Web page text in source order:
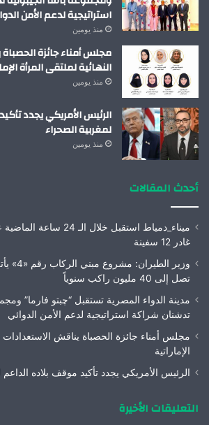
استراتيجية لدعم الأمن
منذ يومين
مجلس أمناء جائزة
النهائية لملتقى المرأة
منذ يومين
الرئيس الأمريكي يجدد
لمغربية الصحراء
منذ يومين
أحدث المقالات
غادر 12 سفينة
وزير
تصل إلى 40 مليون راكب سنوياً
مدينة الدواء المصرية تستقبل “چبتو فارما”
تدشنان شراكة استراتيجية لدعم الأمن الدوائي
مجلس أمناء جائزة الحصباة يناقش الاستعدادات
الإماراتية
الرئيس الأمريكي يجدد تأكيد موقف بلاده الداعم
التعليقات الأخيرة